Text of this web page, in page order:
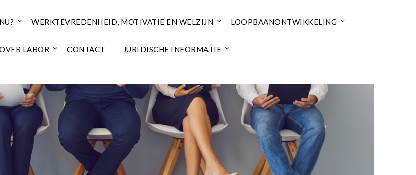
WERKTEVREDENHEID, MOTIVATIE EN WELZIJN LOOPBAANONTWIKKELING
LABOR CONTACT JURIDISCHE INFORMATIE